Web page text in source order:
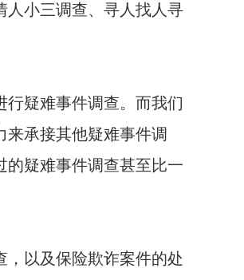
人小三调查、寻人找人寻
疑难事件调查。而我们
承接其他疑难事件调
的疑难事件调查甚至比一
以及保险欺诈案件的处